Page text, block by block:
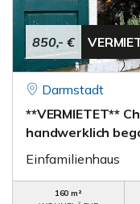
850,- €
Darmstadt
**VERMIETET**
handwerklich
Einfamilienhaus
160 m²